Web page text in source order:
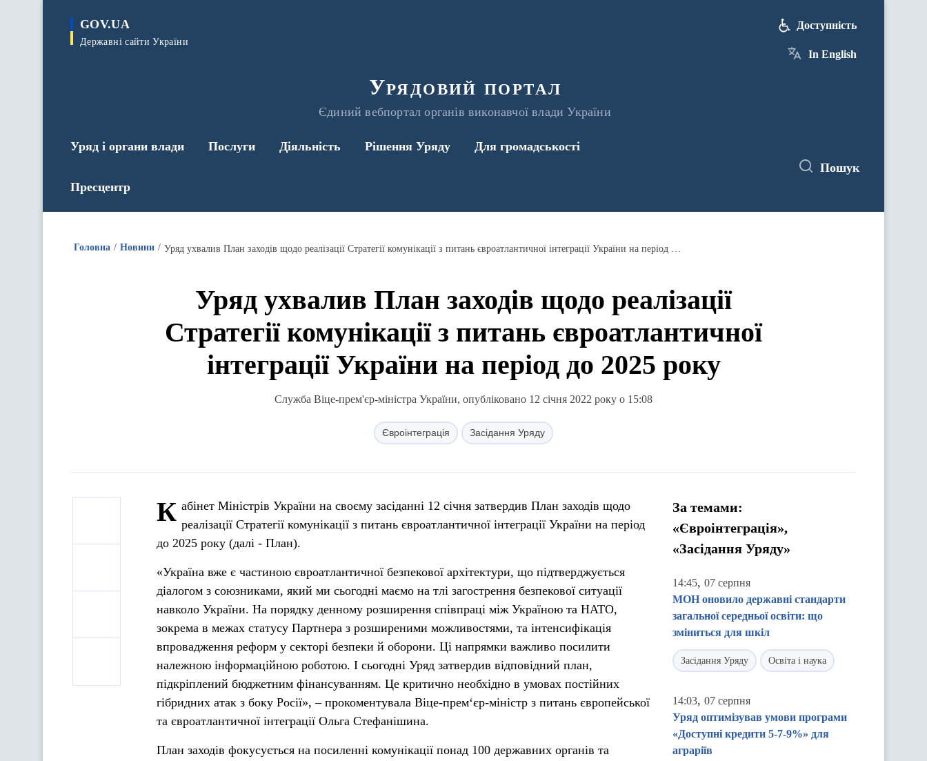
GOV.UA
Державні сайти України
Урядовий портал
Єдиний вебпортал органів виконавчої влади України
Доступність
In English
Уряд і органи влади Послуги Діяльність Рішення Уряду Для громадськості
Пресцентр
Пошук
Головна Новини Уряд ухвалив План заходів щодо реалізації Стратегії комунікації з питань євроатлантичної інтеграції України на період до 2025 року
Уряд ухвалив План заходів щодо реалізації
Стратегії комунікації з питань євроатлантичної
інтеграції України на період до 2025 року
Служба Віце-прем'єр-міністра України, опубліковано 12 січня 2022 року о 15:08
Євроінтеграція Засідання Уряду
К абінет Міністрів України на своєму засіданні 12 січня затвердив План заходів щодо
реалізації Стратегії комунікації з питань євроатлантичної інтеграції України на період
до 2025 року (далі - План).
«Україна вже є частиною євроатлантичної безпекової архітектури, що підтверджується
діалогом з союзниками, який ми сьогодні маємо на тлі загострення безпекової ситуації
навколо України. На порядку денному розширення співпраці між Україною та НАТО,
зокрема в межах статусу Партнера з розширеними можливостями, та інтенсифікація
впровадження реформ у секторі безпеки й оборони. Ці напрямки важливо посилити
належною інформаційною роботою. І сьогодні Уряд затвердив відповідний план,
підкріплений бюджетним фінансуванням. Це критично необхідно в умовах постійних
гібридних атак з боку Росії», – прокоментувала Віце-прем‘єр-міністр з питань європейської
та євроатлантичної інтеграції Ольга Стефанішина.
План заходів фокусується на посиленні комунікації понад 100 державних органів та
За темами:
«Євроінтеграція»,
«Засідання Уряду»
14:45, 07 серпня
МОН оновило державні стандарти
загальної середньої освіти: що
зміниться для шкіл
Засідання Уряду Освіта і наука
14:03, 07 серпня
Уряд оптимізував умови програми
«Доступні кредити 5-7-9%» для
аграріїв